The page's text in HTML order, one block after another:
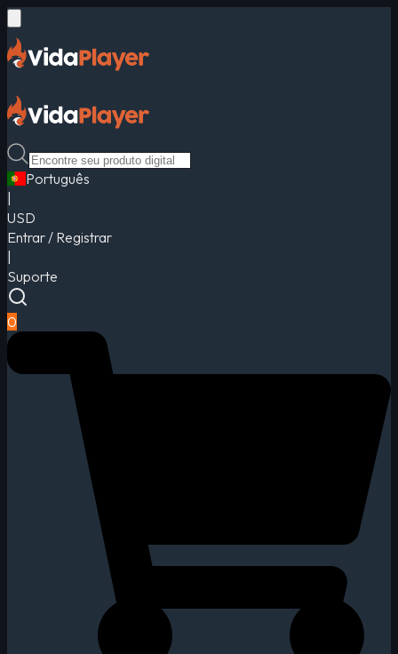
Português
USD
Entrar / Registrar
Suporte
0